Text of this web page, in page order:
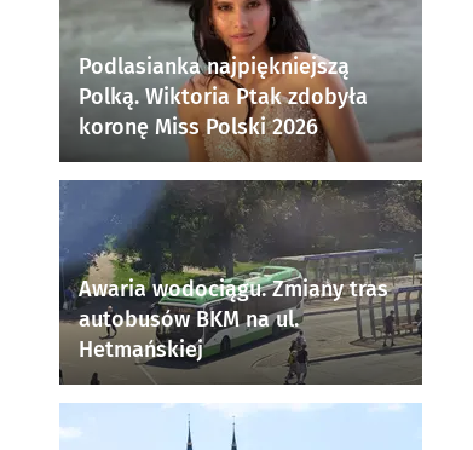
Podlasianka najpiękniejszą
Polką. Wiktoria Ptak zdobyła
koronę Miss Polski 2026
Awaria wodociągu. Zmiany tras
autobusów BKM na ul.
Hetmańskiej